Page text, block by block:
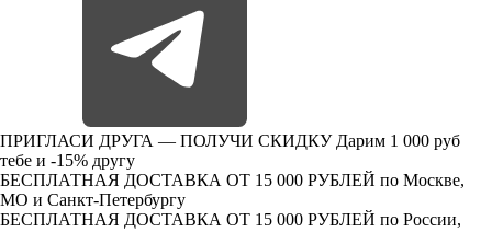
ПРИГЛАСИ ДРУГА — ПОЛУЧИ СКИДКУ Дарим 1 000 руб
тебе и -15% другу
БЕСПЛАТНАЯ ДОСТАВКА ОТ 15 000 РУБЛЕЙ по Москве,
МО и Санкт-Петербургу
БЕСПЛАТНАЯ ДОСТАВКА ОТ 15 000 РУБЛЕЙ по России,